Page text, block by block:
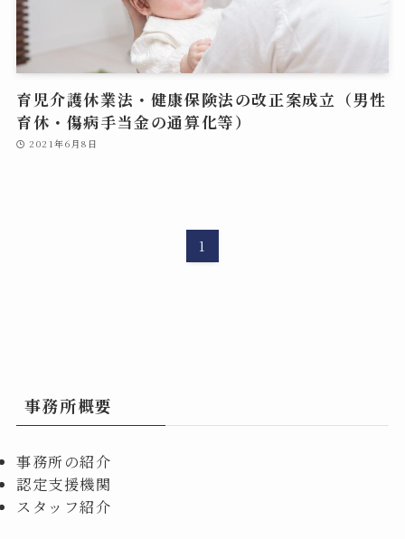
育児介護休業法・健康保険法の改正案成立（男性
育休・傷病手当金の通算化等）
2021年6月8日
1
事務所概要
事務所の紹介
認定支援機関
スタッフ紹介